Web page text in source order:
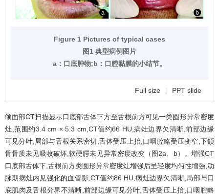
Figure 1 Pictures of typical cases
图1 典型病例图片
a：口底肿物;b：口腔黏膜的小结节。
Full size | PPT slide
颌面部CT扫描显示口底部舌体下方至舌根前方可见一类圆形异常密度
灶,范围约3.4 cm × 5.3 cm,CT值约66 HU,病灶边界欠清晰,前部边缘
可见分叶,局部与舌根关系密切,舌体受压上抬,口咽腔略受压变窄,下颌
骨骨质未见吸收破坏,软硬腭未见异常密度改变（ 图2a、b）。增强CT
口底部舌体下,舌根前方类圆形异常密度灶增强后呈轻度均匀性增强,动
脉期病灶内见强化的血管影,CT值约86 HU,病灶边界欠清晰,局部与口
底肌肉及舌根分界不清晰,前部边缘可见分叶,舌体受压上抬,口咽腔略